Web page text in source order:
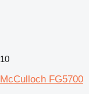
10
McCulloch FG5700